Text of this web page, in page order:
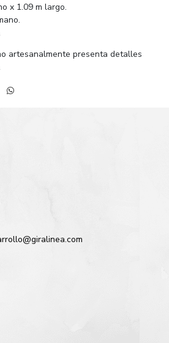
x 1.09 m largo.
artesanalmente presenta detalles